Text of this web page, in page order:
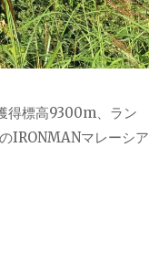
得標高9300m、ラン
IRONMANマレーシア